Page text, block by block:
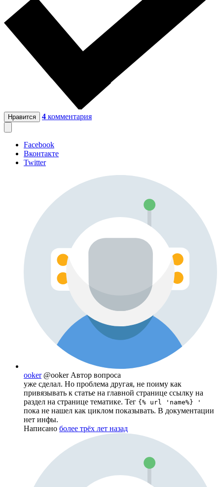
Нравится 4 комментария
Facebook
Вконтакте
Twitter
ooker @ooker Автор вопроса
уже сделал. Но проблема другая, не поиму как
привязывать к статье на главной странице ссылку на
раздел на странице тематике. Тег {% url 'name%} '
пока не нашел как циклом показывать. В документации
нет инфы.
Написано более трёх лет назад